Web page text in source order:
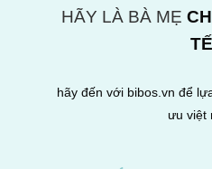
HÃY LÀ BÀ MẸ
TẾ
hãy đến với bibos.vn để
ưu việt